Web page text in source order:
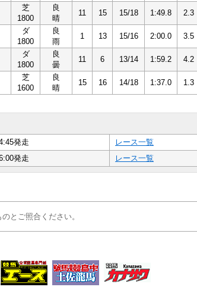
芝
1800
良
晴
11 15 15/18 1:49.8 2.3
ダ
1800
良
雨
1 13 15/16 2:00.0 3.5
ダ
1800
良
曇
11 6 13/14 1:59.2 4.2
芝
1600
良
晴
15 16 14/18 1:37.0 1.3
発走
レース一覧
発走 レース一覧
とご照合ください。